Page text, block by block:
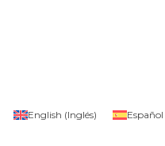
English (Inglés) Español